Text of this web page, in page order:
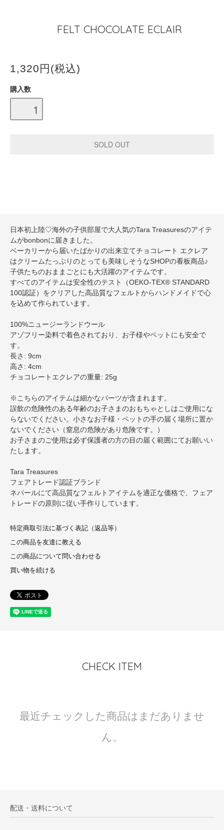
FELT CHOCOLATE ECLAIR
1,320円(税込)
購入数
日本初上陸♡海外の子供部屋で大人気のTara Treasuresのアイテ
ムがbonbonに届きました。
ベーカリーから届いたばかりの出来立てチョコレート エクレア
はクリームたっぷりのとっても美味しそうなSHOPの看板商品♪
子供たちのおままごとにも大活躍のアイテムです。
すべてのアイテムは安全性のテスト（OEKO-TEX® STANDARD
100認証）をクリアした高品質なフェルトからハンドメイドで心
を込めて作られています。
100%ニュージーランドウール
アゾフリー染料で着色されており、お子様やペットにも安全で
す。
長さ: 9cm
高さ: 4cm
チョコレートエクレアの重量: 25g
※こちらのアイテムは細かなパーツが含まれます。
誤飲の危険性のある年齢のお子さまのおもちゃとしはご使用にな
らないでください。小さなお子様・ペットの手の届く場所に置か
ないでください（窒息の危険があり危険です。）
お子さまのご使用は必ず保護者の方の目の届く範囲にてお願いい
たします。
Tara Treasures
フェアトレード認証ブランド
ネパールにて高品質なフェルトアイテムを適正な価格で、フェア
トレードの原則に従い手作りしています。
特定商取引法に基づく表記（返品等）
この商品を友達に教える
この商品について問い合わせる
買い物を続ける
CHECK ITEM
最近チェックした商品はまだありませ
ん。
配送・送料について